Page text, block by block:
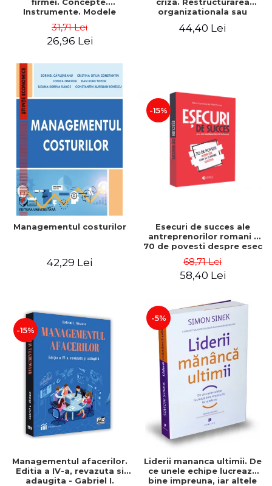
Instrumente. Modele
31,71 Lei
26,96 Lei
organizationala sau
44,40 Lei
Managementul costurilor
42,29 Lei
-15%
Esecuri de succes ale
antreprenorilor romani -
70 de povesti despre esec
68,71 Lei
58,40 Lei
-15%
Managementul afacerilor.
Editia a IV-a, revazuta si
adaugita - Gabriel I.
-5%
Liderii mananca ultimii. De
ce unele echipe lucreaza
bine impreuna, iar altele